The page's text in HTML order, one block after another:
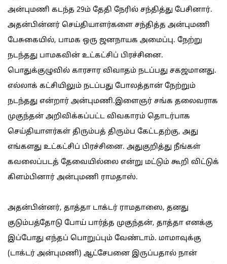
அன்புமணி கடந்த 29ம் தேதி நேரில் சந்தித்து பேசினார்.
அதன்பின்னர் செய்தியாளர்களை சந்தித்த அன்புமணி
பேசுகையில், பாமக ஒரு ஜனநாயக அமைப்பு. நேற்று
நடந்தது பாமகவின் உட்கட்சிப் பிரச்சினை.
பொதுக்குழுவில் காரசார விவாதம் நடப்பது சகஜமானது.
எல்லாக் கட்சியிலும் நடப்பது போலத்தான் நேற்றும்
நடந்தது என்றார் அன்புமணி.இளைஞர் சங்க தலைவராக
முகுந்தன் அறிவிக்கப்பட்ட விவகாரம் தொடர்பாக
செய்தியாளர்கள் திரும்பத் திரும்ப கேட்டதற்கு, அது
எங்களது உட்கட்சிப் பிரச்சினை. அதுகுறித்து நீங்கள்
கவலைப்படத் தேவையில்லை என்று மட்டும் கூறி விட்டுக்
கிளம்பினார் அன்புமணி ராமதாஸ்.
அதன்பின்னர், தாத்தா டாக்டர் ராமதாஸை, தனது
குடும்பத்தோடு போய் பார்த்த முகுந்தன், தாத்தா எனக்கு
இப்போது எந்தப் பொறுப்பும் வேண்டாம். மாமாவுக்கு
(டாக்டர் அன்புமணி) ஆட்சேபனை இருப்பதால் நான்